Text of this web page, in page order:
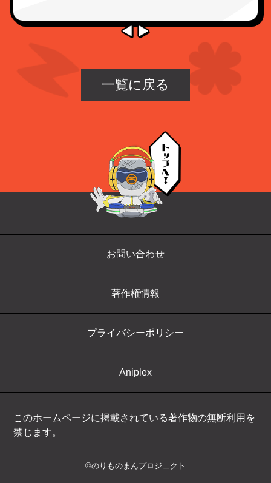
一覧に戻る
お問い合わせ
著作権情報
プライバシーポリシー
Aniplex
このホームページに掲載されている著作物の無断利用を
禁じます。
©のりものまんプロジェクト